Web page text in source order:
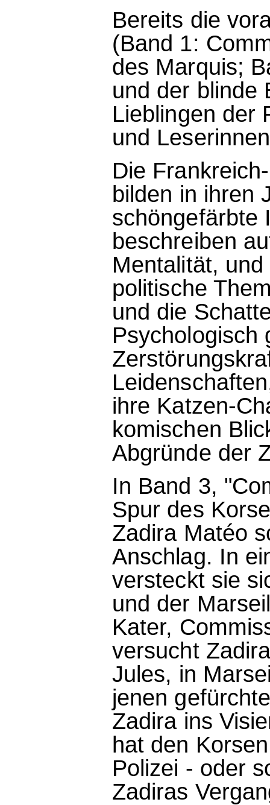
Bereits die
(Band 1:
des Marquis;
und der blinde
Lieblingen der
und
Die
bilden in ihren
schöngefärbte
beschreiben
Mentalität,
politische
und die
Psychologisch
ihre Katzen-
komischen
Abgründe der
In Band 3,
Spur des
Zadira Matéo
Anschlag. In
versteckt sie
und der
Kater,
versucht
Jules, in
jenen
Zadira ins
hat den
Polizei - oder
Zadiras